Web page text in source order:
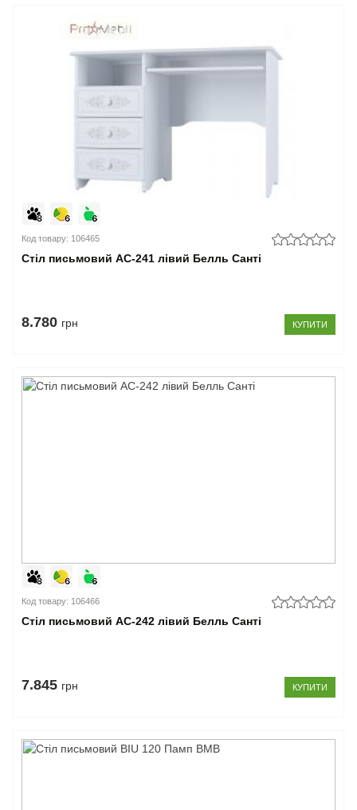
Код товару: 106465
Стіл письмовий АС-241 лівий Белль Санті
8.780 грн КУПИТИ
Код товару: 106466
Стіл письмовий АС-242 лівий Белль Санті
7.845 грн КУПИТИ